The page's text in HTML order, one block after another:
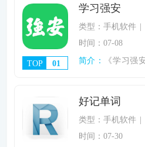
TOP 01
学习强安
类型：手机软件
时间：07-08
简介：
《学习强安
好记单词
类型：手机软件
时间：07-30